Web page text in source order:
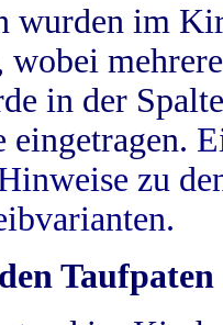
wurden im
wobei
in der
eingetragen.
zu
Taufpaten